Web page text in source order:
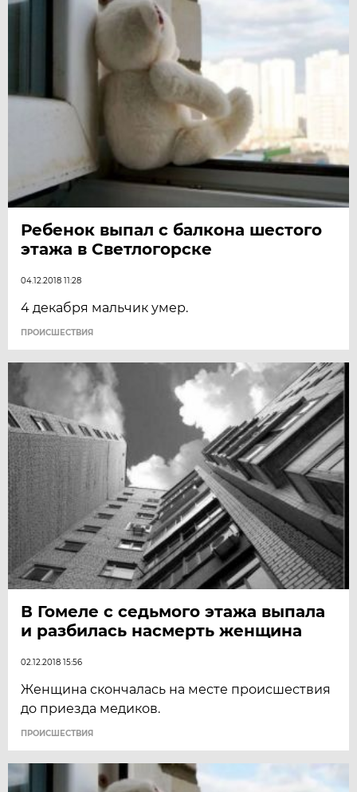
Ребенок выпал с балкона шестого
этажа в Светлогорске
04.12.2018 11:28
4 декабря мальчик умер.
ПРОИСШЕСТВИЯ
В Гомеле с седьмого этажа выпала
и разбилась насмерть женщина
02.12.2018 15:56
Женщина скончалась на месте происшествия
до приезда медиков.
ПРОИСШЕСТВИЯ